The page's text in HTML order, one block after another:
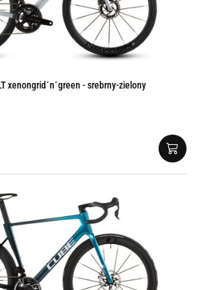
xenongrid´n´green - srebrny-zielony